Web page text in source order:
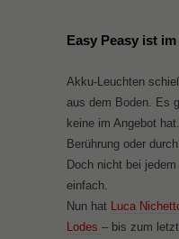
Easy Peasy ist
Akku-Leuchten
aus dem Boden. Es
keine im Angebot
Berührung oder
Doch nicht bei
einfach.
Nun hat Luca
Lodes – bis zum